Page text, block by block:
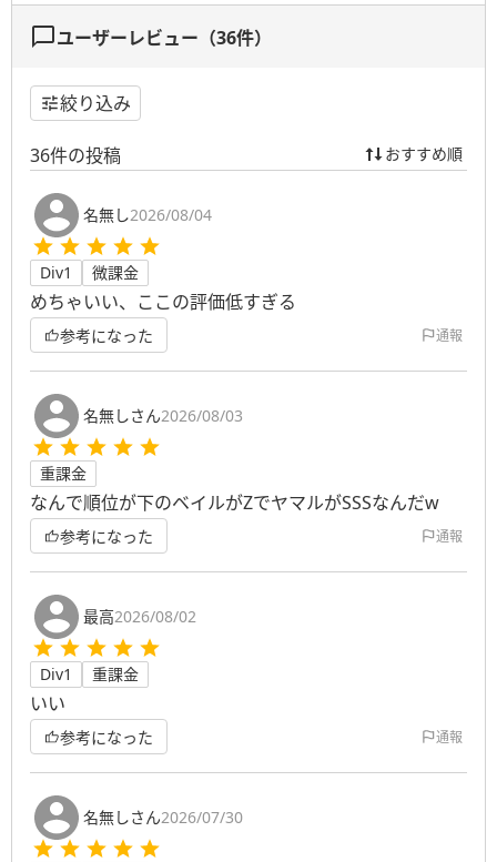
ユーザーレビュー（36件）
絞り込み
36件の投稿 おすすめ順
名無し2026/08/04
Div1 微課金
めちゃいい、ここの評価低すぎる
参考になった 通報
名無しさん2026/08/03
重課金
なんで順位が下のベイルがZでヤマルがSSSなんだw
参考になった 通報
最高2026/08/02
Div1 重課金
いい
参考になった 通報
名無しさん2026/07/30